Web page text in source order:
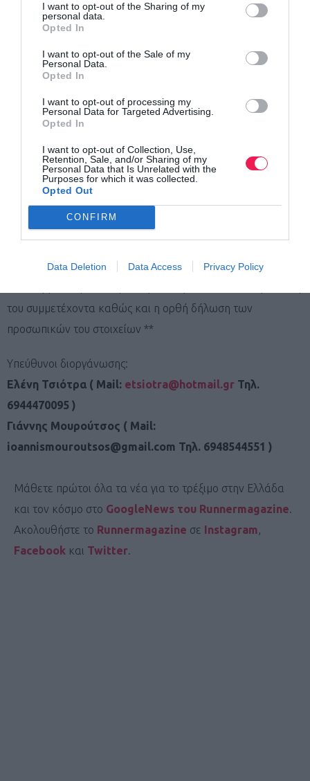
I want to opt-out of the Sharing of my
personal data.
Opted In
I want to opt-out of the Sale of my
Personal Data.
Opted In
I want to opt-out of processing my
Personal Data for Targeted Advertising.
Opted In
I want to opt-out of Collection, Use,
Retention, Sale, and/or Sharing of my
Personal Data that Is Unrelated with the
Purposes for which it was collected.
Opted Out
CONFIRM
Data Deletion Data Access Privacy Policy
επιστρέφεται το κόστος συμμετοχής.​
συμμετοχής θα πραγματοποιούνται μέχρι την Κυριακή
31/07/2023. Μετά από την ημερομηνία αυτή δεν θα
πραγματοποιηθεί καμία ακύρωση και επιστροφή του
κόστους.
– Σε περίπτωση αναβολής της διοργάνωσης οι συμμετοχές
θα μεταφερθούν για την νέα ημερομηνία που θα ορίσει η
οργανωτική επιτροπή.
– Οι διοργανωτές έχουν το δικαίωμα αλλαγής των όρων
του συμμετέχοντα καθώς και η ορθή δήλωση των
προσωπικών του στοιχείων **
Υπεύθυνοι διοργάνωσης:
Ελένη Τσιότρα ( Mail: etsiotra@hotmail.gr Τηλ.
6944470095 )
Γιάννης Μουρούτσος ( Mail:
ioannismouroutsos@gmail.com Τηλ. 6948544551 )
Μάθετε πρώτοι όλα τα νέα για το τρέξιμο στην Ελλάδα
και τον κόσμο στο GoogleNews του Runnermagazine.
Ακολουθήστε το Runnermagazine σε Instagram,
Facebook και Twitter.